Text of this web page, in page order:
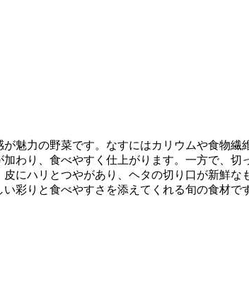
魅力の野菜です。なすにはカリウムや食物
わり、食べやすく仕上がります。一方で、
にハリとつやがあり、ヘタの切り口が新鮮
彩りと食べやすさを添えてくれる旬の食材で